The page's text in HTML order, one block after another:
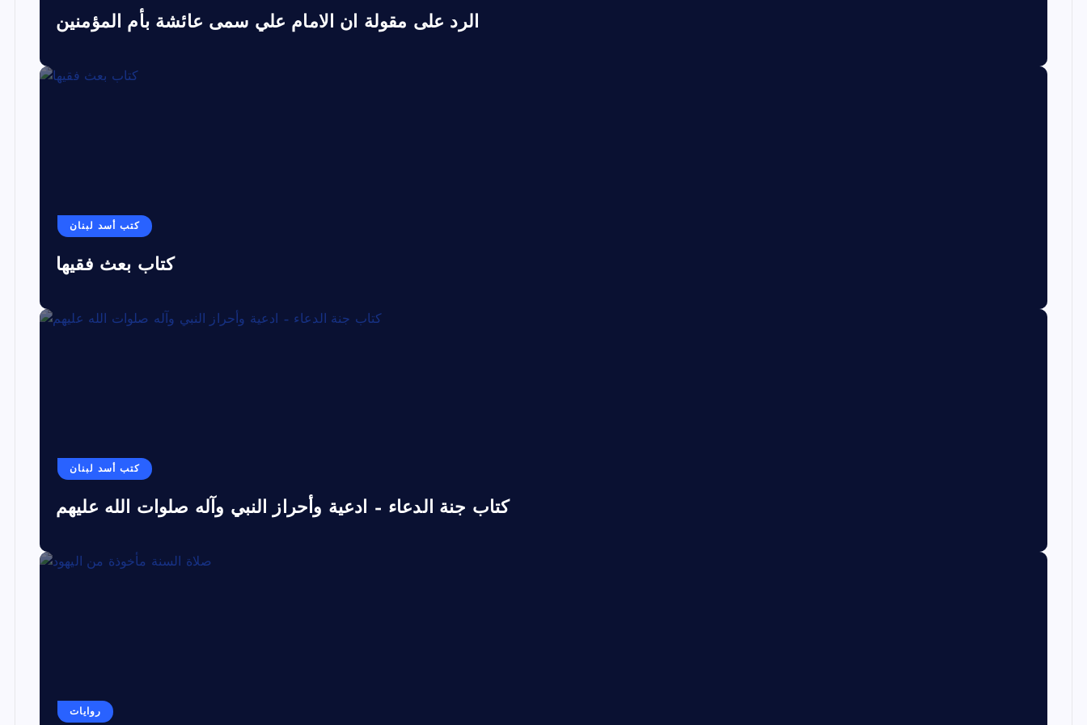
الرد على مقولة ان الامام علي سمى عائشة بأم المؤمنين
كتب أسد لبنان
كتاب بعث فقيها
كتب أسد لبنان
كتاب جنة الدعاء – ادعية وأحراز النبي وآله صلوات الله عليهم
روايات